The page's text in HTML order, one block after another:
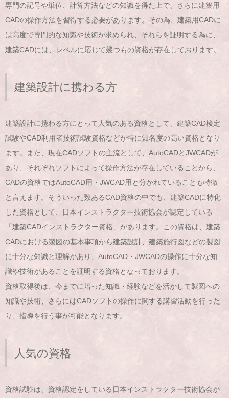
専門の記号や単位、計算方法などの知識を得た上で、さらに建築用
CADの操作方法を習得する必要があります。その為、建築用CADに
は高度で専門的な知識や技術が求められ、それらを証明する為に、
建築CADには、レベルに応じて幾つもの資格が存在しております。
建築設計に携わる方
建築設計に携わる方にとって人気のある資格として、建築CAD検定
試験やCAD利用者技術試験資格などが特に知名度の高い資格となり
ます。また、現在CADソフトの主流として、AutoCADとJWCADが
あり、それぞれソフトによって操作方法が存在していることから、
CADの資格ではAutoCAD用・JWCAD用と分かれていることも特徴
と言えます。そういった数あるCAD資格の中でも、建築CADに特化
した資格として、日本インストラクター技術協会が認定している
「建築CADインストラクター資格」があります。この資格は、建築
CADにおける製図の基本事項から建築設計、建築施行図などの製図
に十分な知識と理解があり、AutoCAD・JWCADの操作に十分な知
識や技術があることを証明する資格となっております。
資格取得後は、今までに培った知識・経験などを活かして製図への
知識や技術、さらにはCADソフトの操作に関する講習活動を行った
り、指導を行う事が可能となります。
人気の資格
資格試験は、資格認定をしている日本インストラクター技術協会が